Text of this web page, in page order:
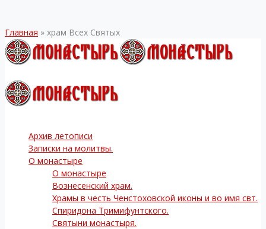
Главная » храм Всех Святых
Архив летописи
Записки на молитвы.
О монастыре
О монастыре
Вознесенский храм.
Храмы в честь Ченстоховской иконы и во имя свт.
Спиридона Тримифунтского.
Святыни монастыря.